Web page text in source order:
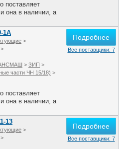
поставляет
она в наличии, а
1А
>
>
> ЗИП >
части ЧН 15/18) >
поставляет
она в наличии, а
Подробнее
Все поставщики: 7
13
>
>
Подробнее
Все поставщики: 7